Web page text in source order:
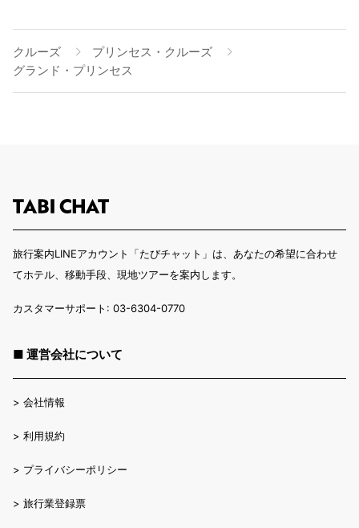
クルーズ
プリンセス・クルーズ
グランド・プリンセス
旅行案内LINEアカウント「たびチャット」は、あなたの希望に合わせ
てホテル、移動手段、現地ツアーを案内します。
カスタマーサポート: 03-6304-0770
■ 運営会社について
> 会社情報
> 利用規約
> プライバシーポリシー
> 旅行業登録票